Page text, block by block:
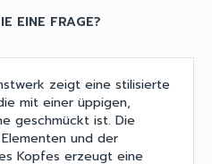
EINE FRAGE?
zeigt eine stilisierte
mit einer üppigen,
geschmückt ist. Die
und der
Kopfes erzeugt eine